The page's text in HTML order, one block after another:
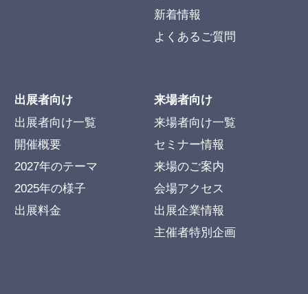
新着情報
よくあるご質問
出展者向け
出展者向け一覧
開催概要
2027年のテーマ
2025年の様子
出展料金
来場者向け
来場者向け一覧
セミナー情報
来場のご案内
会場アクセス
出展企業情報
主催者特別企画